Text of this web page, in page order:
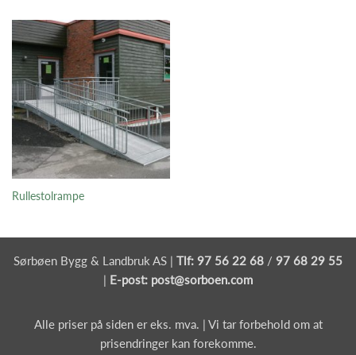
Rullestolrampe
Sørbøen Bygg & Landbruk AS | Tlf: 97 56 22 68 / 97 68 29 55
| E-post: post@sorboen.com
Alle priser på siden er eks. mva. | Vi tar forbehold om at
prisendringer kan forekomme.